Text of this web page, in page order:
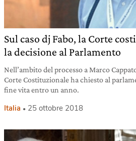
Sul caso dj Fabo, la Corte
la decisione al Parlamento
Nell’ambito del processo a Marco
Corte Costituzionale ha chiesto al
fine vita entro un anno.
Italia 25 ottobre 2018